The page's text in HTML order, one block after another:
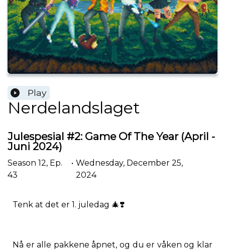
Play
Nerdelandslaget
Julespesial #2: Game Of The Year (April -
Juni 2024)
Season 12, Ep.
43
• Wednesday, December 25,
2024
Tenk at det er 1. juledag 🎄❣️
Nå er alle pakkene åpnet, og du er våken og klar